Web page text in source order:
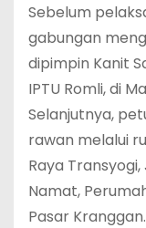
Sebelum
gabungan
dipimpin Kanit
IPTU Romli, di
Selanjutnya,
rawan melalui
Raya
Namat,
Pasar Kranggan.